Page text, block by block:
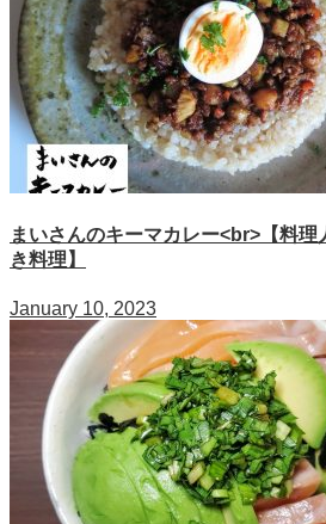
まいさんのキーマカレー<br>【料
き料理】
January 10, 2023